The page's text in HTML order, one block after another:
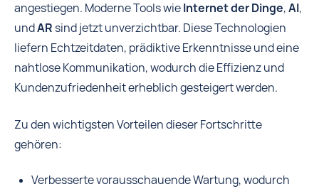
angestiegen. Moderne Tools wieInternet der Dinge,AI,
undARsind jetzt unverzichtbar. Diese Technologien
liefern Echtzeitdaten, prädiktive Erkenntnisse und eine
nahtlose Kommunikation, wodurch die Effizienz und
Kundenzufriedenheit erheblich gesteigert werden.
Zu den wichtigsten Vorteilen dieser Fortschritte
gehören:
Verbesserte vorausschauende Wartung, wodurch